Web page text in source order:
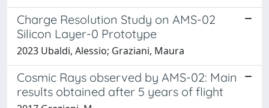
Charge Resolution Study on AMS-02
Silicon Layer-0 Prototype
2023 Ubaldi, Alessio; Graziani, Maura
Cosmic Rays observed by AMS-02: Main
results obtained after 5 years of flight